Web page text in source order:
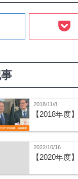
2018/11/8
【2018年度
2022/10/16
【2020年度